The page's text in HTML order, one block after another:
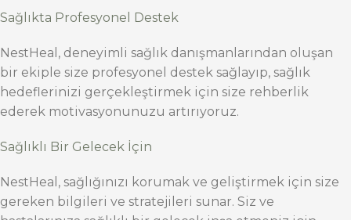
Sağlıkta Profesyonel Destek
NestHeal, deneyimli sağlık danışmanlarından oluşan
bir ekiple size profesyonel destek sağlayıp, sağlık
hedeflerinizi gerçekleştirmek için size rehberlik
ederek motivasyonunuzu artırıyoruz.
Sağlıklı Bir Gelecek İçin
NestHeal, sağlığınızı korumak ve geliştirmek için size
gereken bilgileri ve stratejileri sunar. Siz ve